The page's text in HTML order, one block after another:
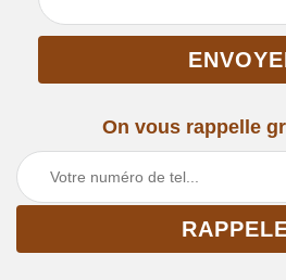
On vous rappelle